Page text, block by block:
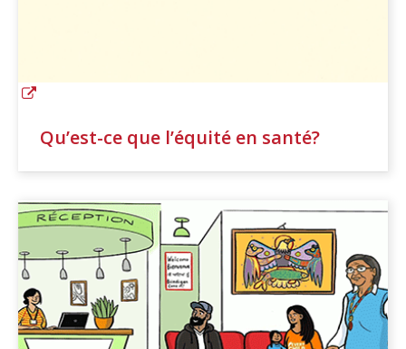
Qu’est-ce que l’équité en santé?